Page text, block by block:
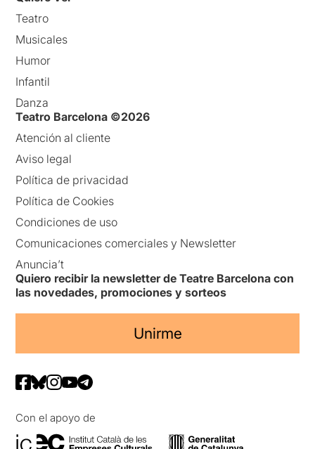
Teatro
Musicales
Humor
Infantil
Danza
Teatro Barcelona ©2026
Atención al cliente
Aviso legal
Política de privacidad
Política de Cookies
Condiciones de uso
Comunicaciones comerciales y Newsletter
Anuncia’t
Quiero recibir la newsletter de Teatre Barcelona con
las novedades, promociones y sorteos
Unirme
Con el apoyo de